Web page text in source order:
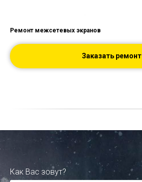
Ремонт межсетевых экранов
Заказать ремонт
Как Вас зовут?